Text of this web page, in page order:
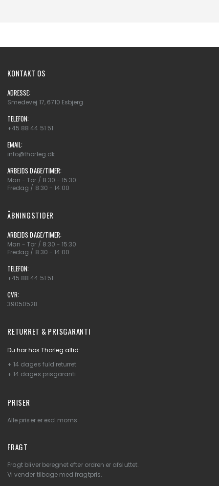
KONTAKT OS
ADRESSE:
Smedevej 17, 6710 Esbjerg
TELEFON:
+45 88 44 51 51
EMAIL:
info@thorleg.dk
ARBEJDS DAGE/TIMER:
Man - Tor / 8:30 - 15:30
Fredag / 8:30 - 14:00
ÅBNINGSTIDER
ARBEJDS DAGE/TIMER:
Man - Tor / 8:30 - 15:30
Fredag / 8:30 - 14:00
TELEFON:
+45 88 44 51 51
CVR:
39050528
RETURRET & PRISGARANTI
Du har hos Thorleg altid:
+ 14 dages fuld returret
+ 14 dages prisgaranti
PRISER
Alle priser er excl moms
FRAGT
Fragt bliver beregnet efter ordren er afsluttet.
Vi vender tilbage med fragtpris.